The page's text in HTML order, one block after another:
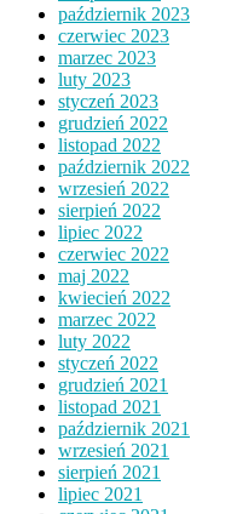
październik 2023
czerwiec 2023
marzec 2023
luty 2023
styczeń 2023
grudzień 2022
listopad 2022
październik 2022
wrzesień 2022
sierpień 2022
lipiec 2022
czerwiec 2022
maj 2022
kwiecień 2022
marzec 2022
luty 2022
styczeń 2022
grudzień 2021
listopad 2021
październik 2021
wrzesień 2021
sierpień 2021
lipiec 2021